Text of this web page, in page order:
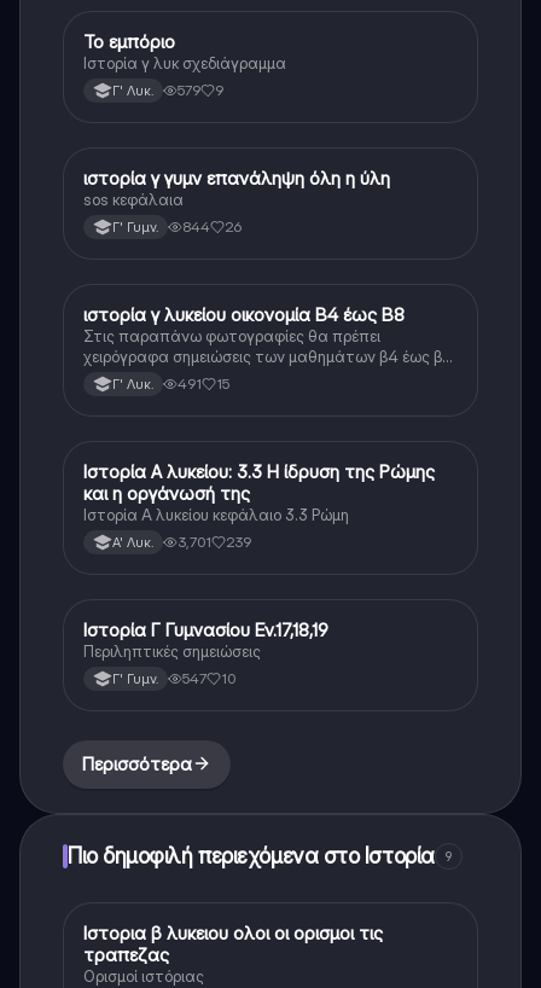
Ιστορία
Το εμπόριο
Ιστορία γ λυκ σχεδιάγραμμα
Γ' Λυκ. 579 9
Ιστορία
ιστορία γ γυμν επανάληψη όλη η ύλη
sos κεφάλαια
Γ' Γυμν. 844 26
Ιστορία
ιστορία γ λυκείου οικονομία Β4 έως Β8
Στις παραπάνω φωτογραφίες θα πρέπει
χειρόγραφα σημειώσεις των μαθημάτων β4 έως β8
της οικονομίας της ιστορίας γ λυκείου οι σημειώσεις
αυτές είναι ίδιες ή αρκετά κοντά στο πρωτότυπο
Γ' Λυκ. 491 15
Ιστορία
Ιστορία Α λυκείου: 3.3 Η ίδρυση της Ρώμης
και η οργάνωσή της
Ιστορία Α λυκείου κεφάλαιο 3.3 Ρώμη
Α' Λυκ. 3,701 239
Ιστορία
Ιστορία Γ Γυμνασίου Εν.17,18,19
Περιληπτικές σημειώσεις
Γ' Γυμν. 547 10
Περισσότερα
Πιο δημοφιλή περιεχόμενα στο Ιστορία 9
Ιστορία
Ιστορια β λυκειου ολοι οι ορισμοι τις
τραπεζας
Ορισμοί ιστόριας